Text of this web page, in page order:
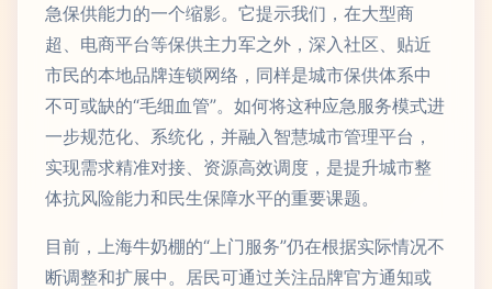
急保供能力的一个缩影。它提示我们，在大型商
超、电商平台等保供主力军之外，深入社区、贴近
市民的本地品牌连锁网络，同样是城市保供体系中
不可或缺的“毛细血管”。如何将这种应急服务模式进
一步规范化、系统化，并融入智慧城市管理平台，
实现需求精准对接、资源高效调度，是提升城市整
体抗风险能力和民生保障水平的重要课题。
目前，上海牛奶棚的“上门服务”仍在根据实际情况不
断调整和扩展中。居民可通过关注品牌官方通知或